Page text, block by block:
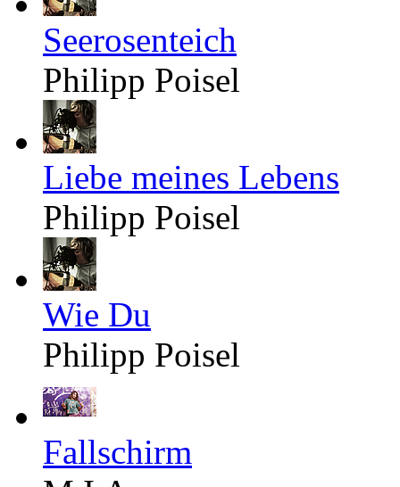
Seerosenteich
Philipp Poisel
Liebe meines Lebens
Philipp Poisel
Wie Du
Philipp Poisel
Fallschirm